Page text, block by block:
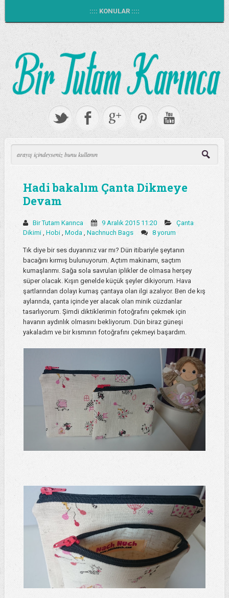
:::: KONULAR ::::
Hadi bakalım Çanta Dikmeye
Devam
Bir Tutam Karınca 9 Aralık 2015 11:20
Çanta
Dikimi Hobi Moda Nachnuch Bags 8 yorum
Tık diye bir ses duyanınız var mı? Dün itibariyle şeytanın
bacağını kırmış bulunuyorum. Açtım makinamı, saçtım
kumaşlarımı. Sağa sola savrulan iplikler de olmasa herşey
süper olacak. Kışın genelde küçük şeyler dikiyorum. Hava
şartlarından dolayı kumaş çantaya olan ilgi azalıyor. Ben de kış
aylarında, çanta içinde yer alacak olan minik cüzdanlar
tasarlıyorum. Şimdi diktiklerimin fotoğrafını çekmek için
havanın aydınlık olmasını bekliyorum. Dün biraz güneşi
yakaladım ve bir kısmının fotoğrafını çekmeyi başardım.